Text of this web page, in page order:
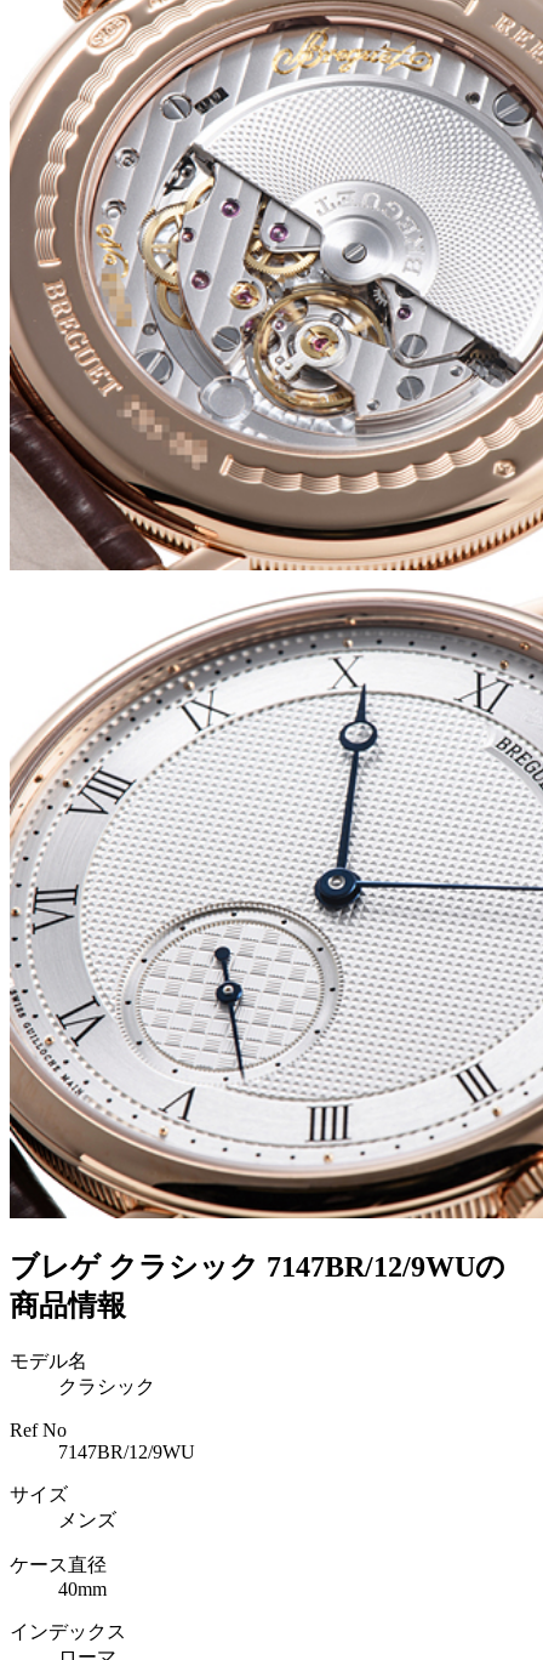
ブレゲ クラシック 7147BR/12/9WUの
商品情報
モデル名
クラシック
Ref No
7147BR/12/9WU
サイズ
メンズ
ケース直径
40mm
インデックス